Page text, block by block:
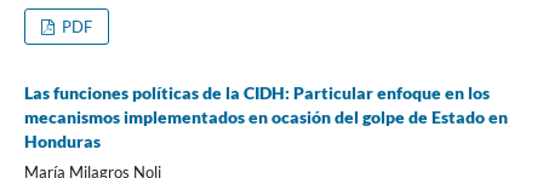
PDF
Las funciones políticas de la CIDH: Particular enfoque en los
mecanismos implementados en ocasión del golpe de Estado en
Honduras
María Milagros Noli